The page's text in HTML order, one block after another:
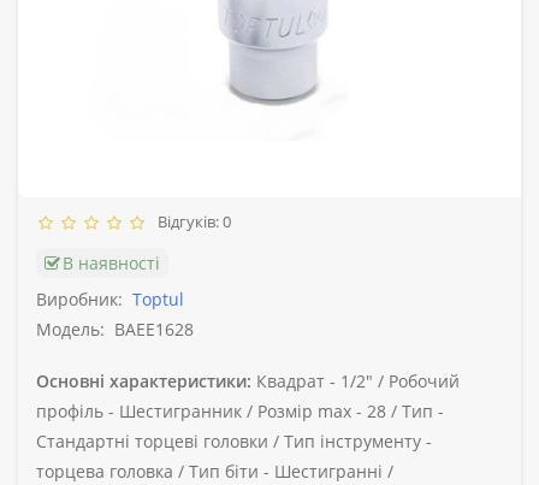
Відгуків: 0
В наявності
Виробник: Toptul
Модель: BAEE1628
Основні характеристики: Квадрат - 1/2" / Робочий
профіль - Шестигранник / Розмір max - 28 / Тип -
Стандартні торцеві головки / Тип інструменту -
торцева головка / Тип біти - Шестигранні /